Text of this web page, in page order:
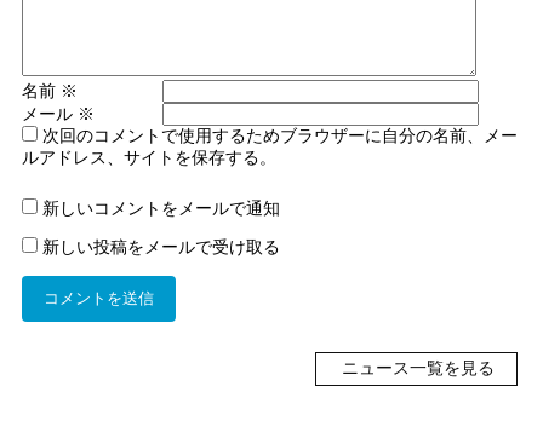
名前 ※
メール ※
次回のコメントで使用するためブラウザーに自分の名前、メー
ルアドレス、サイトを保存する。
新しいコメントをメールで通知
新しい投稿をメールで受け取る
ニュース一覧を見る